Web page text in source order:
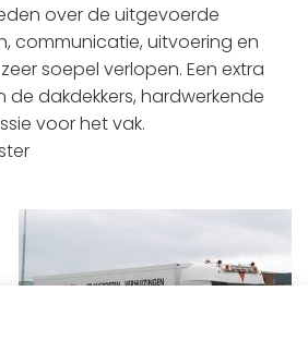
over de uitgevoerde
communicatie, uitvoering en
soepel verlopen. Een extra
dakdekkers, hardwerkende
voor het vak.